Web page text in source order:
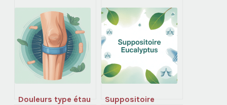
Douleurs type étau
Suppositoire